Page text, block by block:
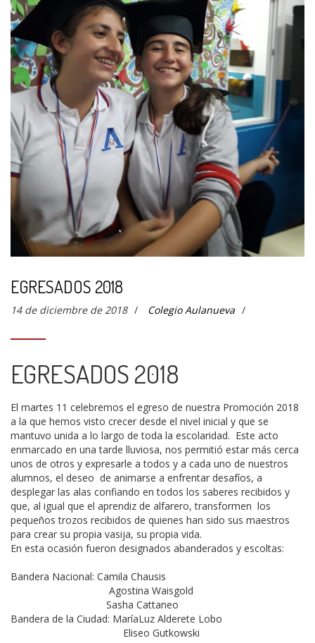
EGRESADOS 2018
14 de diciembre de 2018 / Colegio Aulanueva /
EGRESADOS 2018
El martes 11 celebremos el egreso de nuestra Promoción 2018
a la que hemos visto crecer desde el nivel inicial y que se
mantuvo unida a lo largo de toda la escolaridad. Este acto
enmarcado en una tarde lluviosa, nos permitió estar más cerca
unos de otros y expresarle a todos y a cada uno de nuestros
alumnos, el deseo de animarse a enfrentar desafíos, a
desplegar las alas confiando en todos los saberes recibidos y
que, al igual que el aprendiz de alfarero, transformen los
pequeños trozos recibidos de quienes han sido sus maestros
para crear su propia vasija, su propia vida.
En esta ocasión fueron designados abanderados y escoltas:
Bandera Nacional: Camila Chausis
Agostina Waisgold
Sasha Cattaneo
Bandera de la Ciudad: MaríaLuz Alderete Lobo
Eliseo Gutkowski